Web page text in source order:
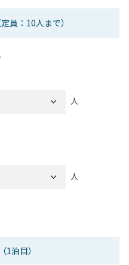
定員：10人まで）
人
人
（1泊目）